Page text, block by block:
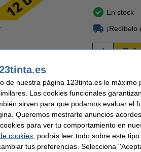
En stock
¡Recíbelo
pastel 123tinta punta biselada
una punta biselada y crea líneas claras con
a base de agua de secado rápido, adecuada
de nuestra página 123tinta.es lo máximo
Las cookies funcionales
sirven para que podamos evaluar el
Queremos mostrarte anuncios
para ver tu comportamiento en
cookies, podrás leer todo sobre este
tus preferencias. Selecciona